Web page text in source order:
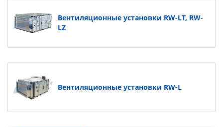
Вентиляционные установки RW-LT, RW-
LZ
Вентиляционные установки RW-L